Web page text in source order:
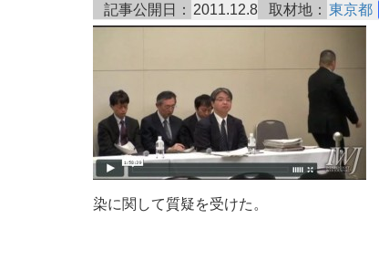
記事公開日： 2011.12.8 取材地： 東京都
染に関して質疑を受けた。